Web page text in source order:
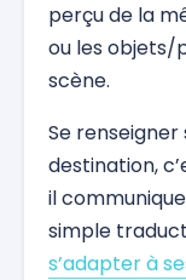
perçu de la
ou les objets/
scène.
Se
destination,
il
simple
s’adapter à